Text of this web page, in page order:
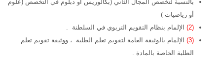
بالنسبة لتخصص المجال الثاني (بكالوريس أو دبلوم في التخصص (علوم
أو رياضيات )
(2)
الإلمام بنظام التقويم التربوي في السلطنة .
(3)
الإلمام بالوثيقة العامة لتقويم تعلم الطلبة ، ووثيقة تقويم تعلم
الطلبة الخاصة بالمادة .